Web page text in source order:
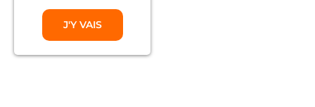
J'Y VAIS